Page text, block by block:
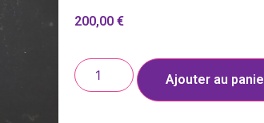
200,00 €
Ajouter au